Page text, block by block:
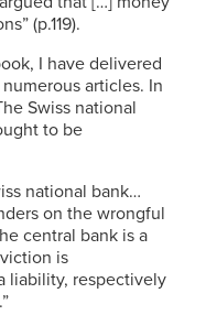
(p.119).
I have delivered
articles. In
Swiss national
to be
national bank…
on the wrongful
central bank is a
is
liability, respectively